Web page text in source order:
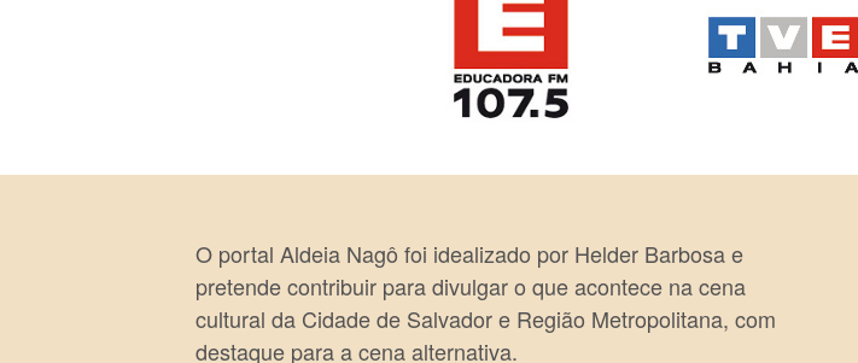
O portal Aldeia Nagô foi idealizado por Helder Barbosa e
pretende contribuir para divulgar o que acontece na cena
cultural da Cidade de Salvador e Região Metropolitana, com
destaque para a cena alternativa.